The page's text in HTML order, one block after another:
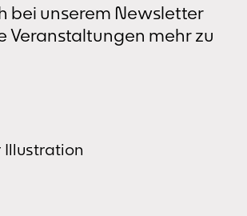
bei unserem Newsletter
Veranstaltungen mehr zu